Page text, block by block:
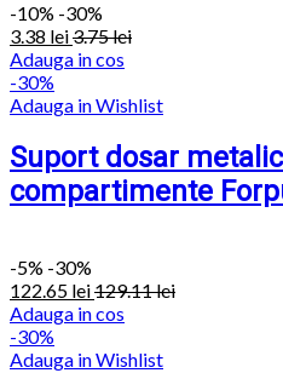
-10% -30%
3.38 lei3.75lei
Adauga in cos
-30%
Adauga in Wishlist
Suport dosar
compartimente
-5% -30%
122.65 lei129.11lei
Adauga in cos
-30%
Adauga in Wishlist